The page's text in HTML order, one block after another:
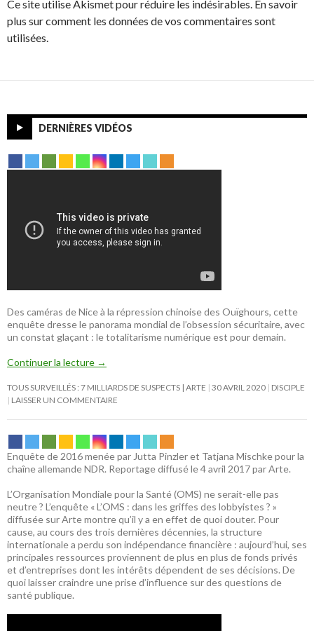
Ce site utilise Akismet pour réduire les indésirables. En savoir
plus sur comment les données de vos commentaires sont
utilisées.
DERNIÈRES VIDÉOS
Des caméras de Nice à la répression chinoise des Ouïghours, cette
enquête dresse le panorama mondial de l’obsession sécuritaire, avec
un constat glaçant : le totalitarisme numérique est pour demain.
Continuer la lecture →
TOUS SURVEILLÉS : 7 MILLIARDS DE SUSPECTS | ARTE 30 AVRIL 2020 DISCIPLE
LAISSER UN COMMENTAIRE
Enquête de 2016 menée par Jutta Pinzler et Tatjana Mischke pour la
chaîne allemande NDR. Reportage diffusé le 4 avril 2017 par Arte.
L’Organisation Mondiale pour la Santé (OMS) ne serait-elle pas
neutre ? L’enquête « L’OMS : dans les griffes des lobbyistes ? »
diffusée sur Arte montre qu’il y a en effet de quoi douter. Pour
cause, au cours des trois dernières décennies, la structure
internationale a perdu son indépendance financière : aujourd’hui, ses
principales ressources proviennent de plus en plus de fonds privés
et d’entreprises dont les intérêts dépendent de ses décisions. De
quoi laisser craindre une prise d’influence sur des questions de
santé publique.